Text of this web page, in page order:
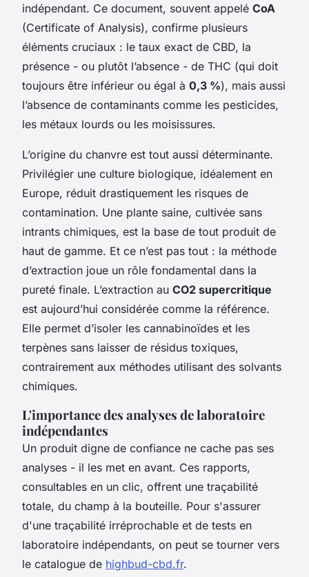
indépendant. Ce document, souvent appelé CoA
(Certificate of Analysis), confirme plusieurs
éléments cruciaux : le taux exact de CBD, la
présence - ou plutôt l’absence - de THC (qui doit
toujours être inférieur ou égal à 0,3 %), mais aussi
l’absence de contaminants comme les pesticides,
les métaux lourds ou les moisissures.
L’origine du chanvre est tout aussi déterminante.
Privilégier une culture biologique, idéalement en
Europe, réduit drastiquement les risques de
contamination. Une plante saine, cultivée sans
intrants chimiques, est la base de tout produit de
haut de gamme. Et ce n’est pas tout : la méthode
d’extraction joue un rôle fondamental dans la
pureté finale. L’extraction au CO2 supercritique
est aujourd’hui considérée comme la référence.
Elle permet d’isoler les cannabinoïdes et les
terpènes sans laisser de résidus toxiques,
contrairement aux méthodes utilisant des solvants
chimiques.
L'importance des analyses de laboratoire
indépendantes
Un produit digne de confiance ne cache pas ses
analyses - il les met en avant. Ces rapports,
consultables en un clic, offrent une traçabilité
totale, du champ à la bouteille. Pour s'assurer
d'une traçabilité irréprochable et de tests en
laboratoire indépendants, on peut se tourner vers
le catalogue de highbud-cbd.fr.